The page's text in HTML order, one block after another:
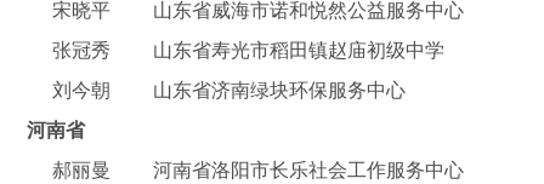
宋晓平
山东省威海市诺和悦然公益服务中心
张冠秀
山东省寿光市稻田镇赵庙初级中学
刘今朝
山东省济南绿块环保服务中心
河南省
郝丽曼
河南省洛阳市长乐社会工作服务中心